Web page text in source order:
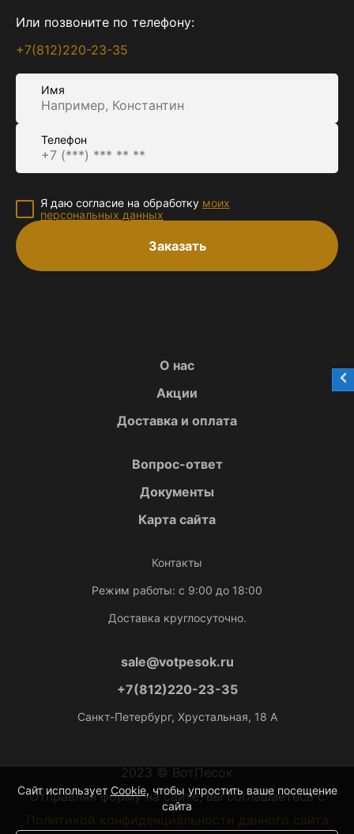
Или позвоните по телефону:
+7(812)220-23-35
Имя
Телефон
Я даю согласие на обработку моих
персональных данных
Заказать
О нас
Акции
Доставка и оплата
Вопрос-ответ
Документы
Карта сайта
Контакты
Режим работы: с 9:00 до 18:00
Доставка круглосуточно.
sale@votpesok.ru
+7(812)220-23-35
Санкт-Петербург, Хрустальная, 18 А
2023 © ВотПесок
Отправляя форму на сайте, вы соглашаетесь с
Политикой конфиденциальности данного сайта
Сайт использует Cookie, чтобы упростить ваше посещение
сайта